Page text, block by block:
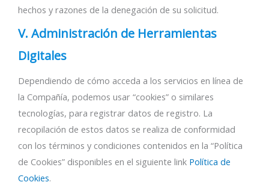
hechos y razones de la denegación de su solicitud.
V. Administración de Herramientas
Digitales
Dependiendo de cómo acceda a los servicios en línea de
la Compañía, podemos usar “cookies” o similares
tecnologías, para registrar datos de registro. La
recopilación de estos datos se realiza de conformidad
con los términos y condiciones contenidos en la “Política
de Cookies” disponibles en el siguiente link Política de
Cookies.